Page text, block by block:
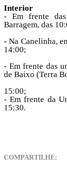
Interior
- Em frente
Barragem, das
- Na Canelinha,
14:00;
- Em frente das
de Baixo (Terra
15:00;
- Em frente da
15:30.
COMPARTILHE: